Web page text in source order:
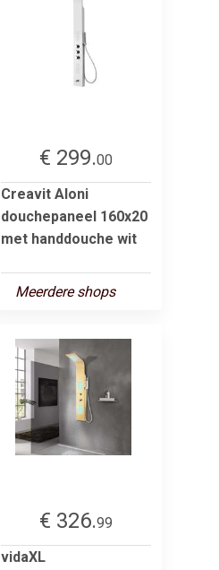
€ 299.00
Creavit Aloni
douchepaneel 160x20
met handdouche wit
Meerdere shops
€ 326.99
vidaXL